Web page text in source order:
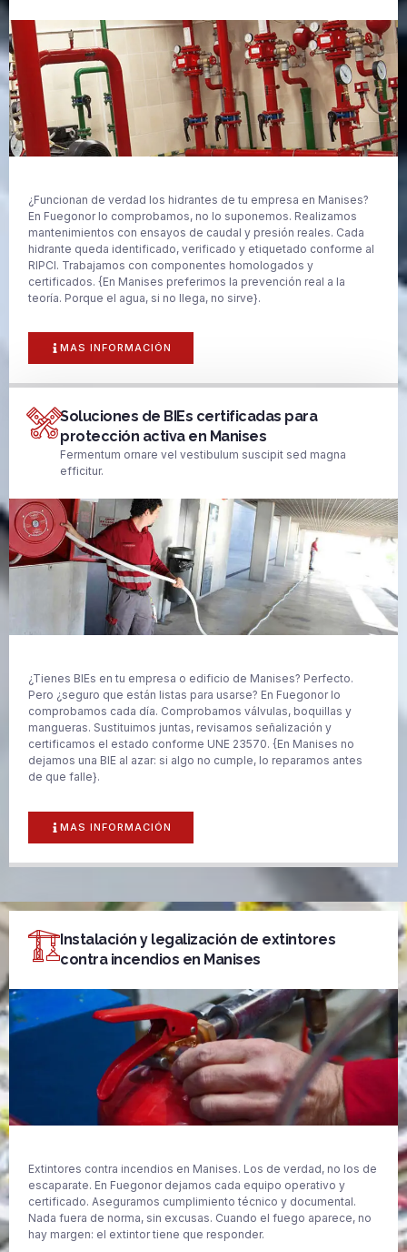
¿Funcionan de verdad los hidrantes de tu empresa en Manises?
En Fuegonor lo comprobamos, no lo suponemos. Realizamos
mantenimientos con ensayos de caudal y presión reales. Cada
hidrante queda identificado, verificado y etiquetado conforme al
RIPCI. Trabajamos con componentes homologados y
certificados. {En Manises preferimos la prevención real a la
teoría. Porque el agua, si no llega, no sirve}.
MAS INFORMACIÓN
Soluciones de BIEs certificadas para
protección activa en Manises
Fermentum ornare vel vestibulum suscipit sed magna
efficitur.
¿Tienes BIEs en tu empresa o edificio de Manises? Perfecto.
Pero ¿seguro que están listas para usarse? En Fuegonor lo
comprobamos cada día. Comprobamos válvulas, boquillas y
mangueras. Sustituimos juntas, revisamos señalización y
certificamos el estado conforme UNE 23570. {En Manises no
dejamos una BIE al azar: si algo no cumple, lo reparamos antes
de que falle}.
MAS INFORMACIÓN
Instalación y legalización de extintores
contra incendios en Manises
Extintores contra incendios en Manises. Los de verdad, no los de
escaparate. En Fuegonor dejamos cada equipo operativo y
certificado. Aseguramos cumplimiento técnico y documental.
Nada fuera de norma, sin excusas. Cuando el fuego aparece, no
hay margen: el extintor tiene que responder.